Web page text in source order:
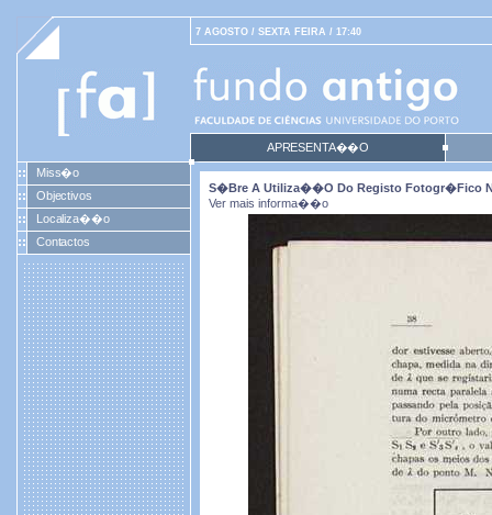
7 AGOSTO / SEXTA FEIRA / 17:40
APRESENTA��O
Miss�o
Objectivos
Localiza��o
Contactos
S�bre A Utiliza��o Do Registo Fotogr�fico
Ver mais informa��o